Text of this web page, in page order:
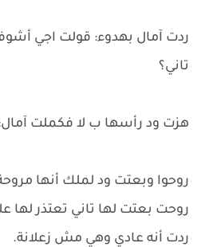
ردت آمال بهدوء: قولت اجي
تاني؟
هزت ود رأسها ب لا فكملت
روحوا وبعتت ود لملك أنها
روحت بعتت لها تاني تعتذر
ردت أنه عادي وهي مش زعلانة.